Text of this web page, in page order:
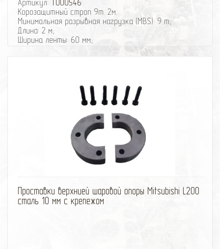
Артикул:
T000546
Корозащитный строп 9т. 2м.
Минимальная разрывная нагрузка (MBS): 9 т;
Длина: 2 м;
Ширина ленты: 60 мм;
Проставки верхнией шаровой опоры Mitsubishi L200
сталь 10 мм с крепежом